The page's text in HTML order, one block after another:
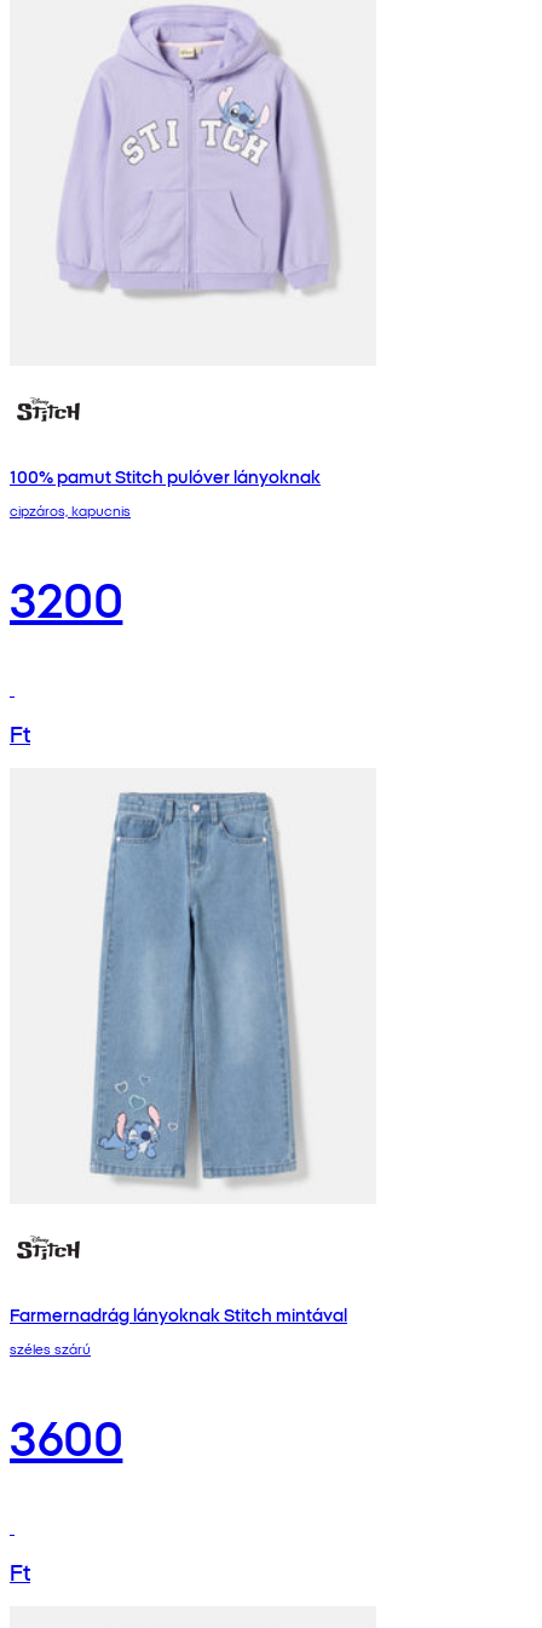
100% pamut Stitch pulóver lányoknak
cipzáros, kapucnis
3200
Ft
Farmernadrág lányoknak Stitch mintával
széles szárú
3600
Ft